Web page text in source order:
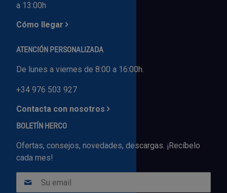
a 13:00h
Cómo llegar
ATENCIÓN PERSONALIZADA
De lunes a viernes de 8:00 a 16:00h.
+34 976 503 927
Contacta con nosotros
BOLETÍN HERCO
Ofertas, consejos, novedades, descargas. ¡Recíbelo
cada mes!